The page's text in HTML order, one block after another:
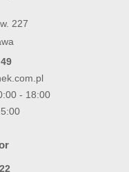
227
- 18:00